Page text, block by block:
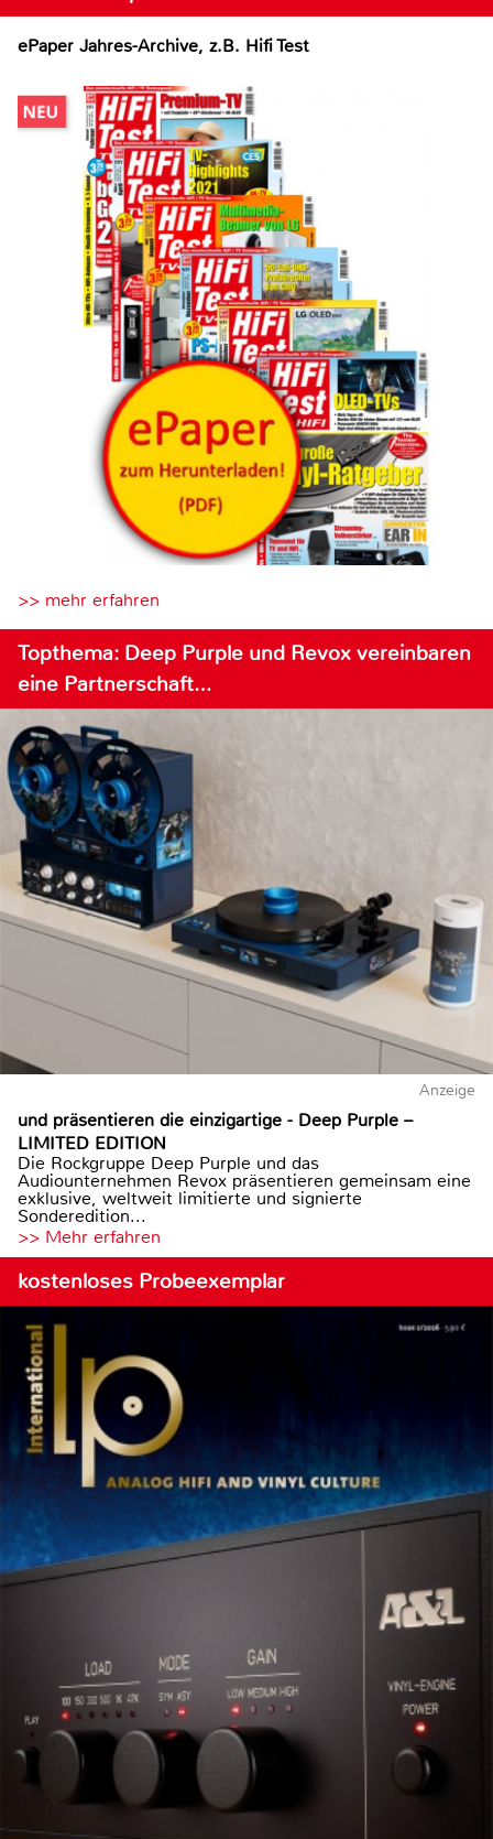
ePaper Jahres-Archive, z.B. Hifi Test
>> mehr erfahren
Topthema: Deep Purple und Revox vereinbaren
eine Partnerschaft…
Anzeige
und präsentieren die einzigartige - Deep Purple –
LIMITED EDITION
Die Rockgruppe Deep Purple und das
Audiounternehmen Revox präsentieren gemeinsam eine
exklusive, weltweit limitierte und signierte
Sonderedition...
>> Mehr erfahren
kostenloses Probeexemplar